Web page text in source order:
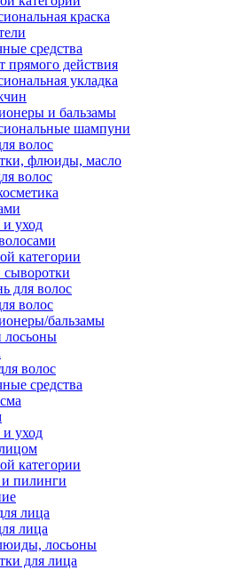
краска
средства
прямого действия
укладка
и бальзамы
шампуни
волос
флюиды, масло
волос
и уход
категории
для волос
волос
бальзамы
лосьоны
волос
средства
и уход
категории
пилинги
лица
лица
лосьоны
для лица